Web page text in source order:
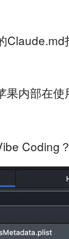
Claude.md
果内部在
Coding？